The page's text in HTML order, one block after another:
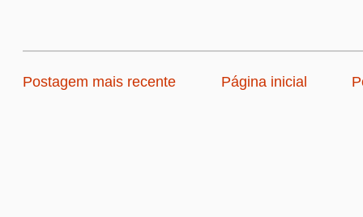
Postagem mais recente Página inicial